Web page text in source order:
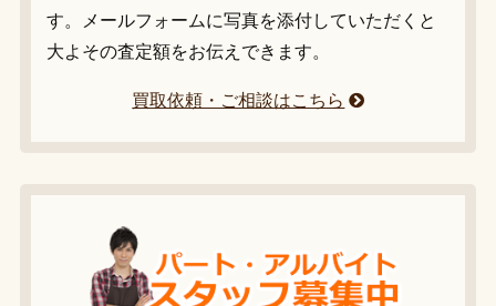
す。メールフォームに写真を添付していただくと
大よその査定額をお伝えできます。
買取依頼・ご相談はこちら